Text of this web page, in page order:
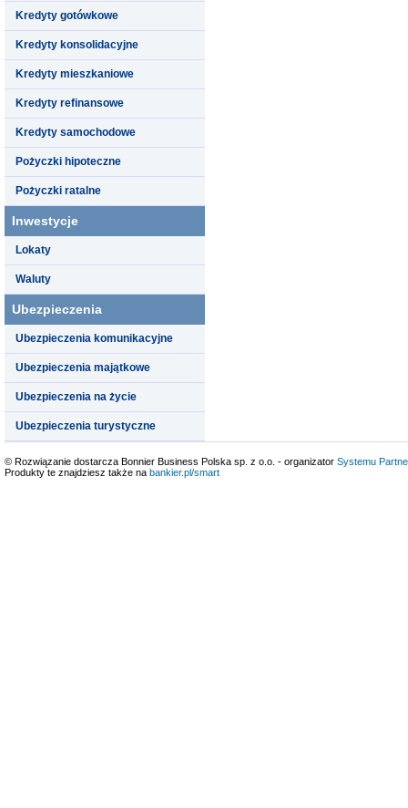
Kredyty gotówkowe
Kredyty konsolidacyjne
Kredyty mieszkaniowe
Kredyty refinansowe
Kredyty samochodowe
Pożyczki hipoteczne
Pożyczki ratalne
Inwestycje
Lokaty
Waluty
Ubezpieczenia
Ubezpieczenia komunikacyjne
Ubezpieczenia majątkowe
Ubezpieczenia na życie
Ubezpieczenia turystyczne
© Rozwiązanie dostarcza Bonnier Business Polska sp. z o.o. - organizator Systemu
Produkty te znajdziesz także na bankier.pl/smart